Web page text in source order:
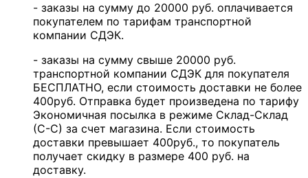
- заказы на сумму до 20000 руб. оплачивается
покупателем по тарифам транспортной
компании СДЭК.
- заказы на сумму свыше 20000 руб.
транспортной компании СДЭК для покупателя
БЕСПЛАТНО, если стоимость доставки не более
400руб. Отправка будет произведена по тарифу
Экономичная посылка в режиме Склад-Склад
(С-С) за счет магазина. Если стоимость
доставки превышает 400руб., то покупатель
получает скидку в размере 400 руб. на
доставку.